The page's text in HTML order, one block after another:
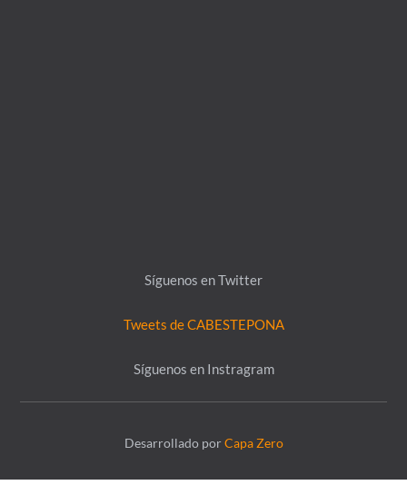
Síguenos en Twitter
Tweets de CABESTEPONA
Síguenos en Instragram
Desarrollado porCapa Zero